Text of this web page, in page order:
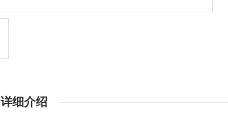
详细介绍